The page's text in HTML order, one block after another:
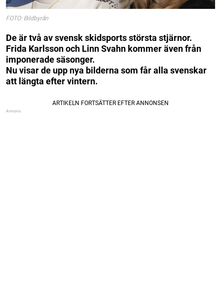
FOTO: Bildbyrån
De är två av svensk skidsports största stjärnor.
Frida Karlsson och Linn Svahn kommer även från
imponerade säsonger.
Nu visar de upp nya bilderna som får alla svenskar
att längta efter vintern.